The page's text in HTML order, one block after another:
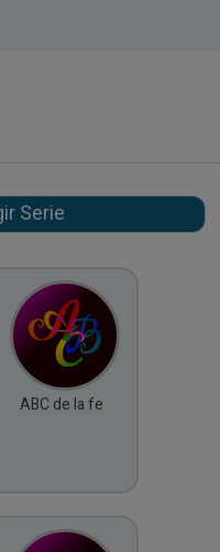
ABC de la fe